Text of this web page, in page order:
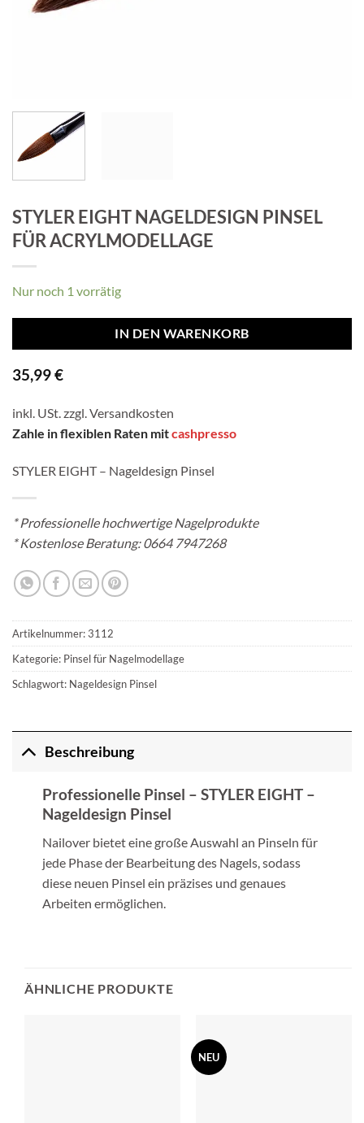
STYLER EIGHT NAGELDESIGN PINSEL
FÜR ACRYLMODELLAGE
Nur noch 1 vorrätig
IN DEN WARENKORB
35,99€
inkl. USt. zzgl.Versandkosten
Zahle in flexiblen Raten mitcashpresso
STYLER EIGHT – Nageldesign Pinsel
*Professionelle hochwertige Nagelprodukte
* Kostenlose Beratung:0664 7947268
Artikelnummer:3112
Kategorie: Pinsel für Nagelmodellage
Schlagwort: Nageldesign Pinsel
Beschreibung
Professionelle Pinsel – STYLER EIGHT –
Nageldesign Pinsel
Nailover bietet eine große Auswahl an Pinseln für
jede Phase der Bearbeitung des Nagels, sodass
diese neuen Pinsel ein präzises und genaues
Arbeiten ermöglichen.
ÄHNLICHE PRODUKTE
NEU